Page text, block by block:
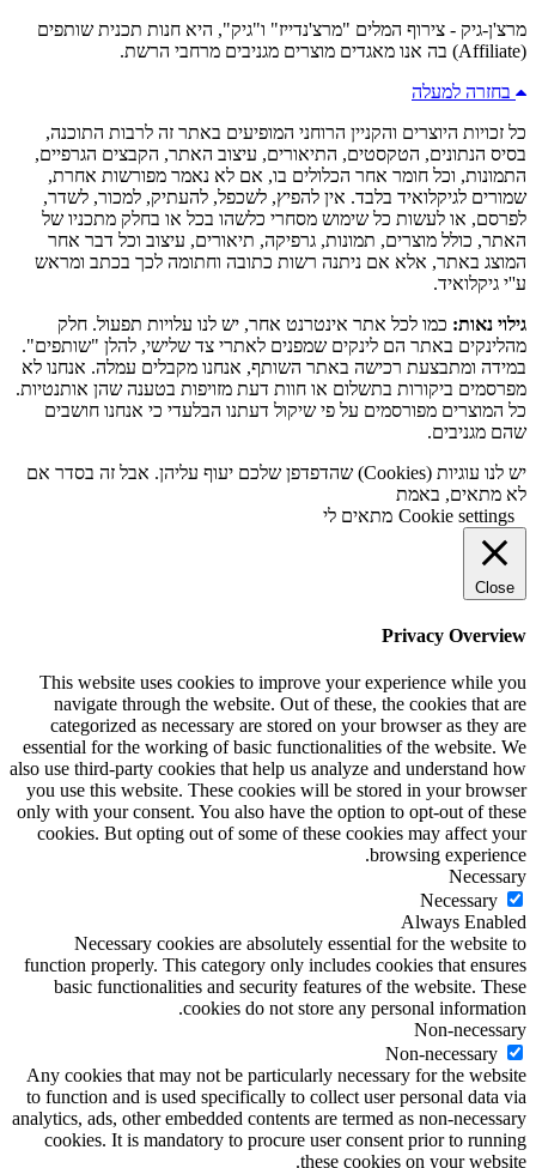
מרצ'ן-גיק - צירוף המלים "מרצ'נדייז" ו"גיק", היא חנות תכנית שותפים
(Affiliate) בה אנו מאגדים מוצרים מגניבים מרחבי הרשת.
בחזרה למעלה
כל זכויות היוצרים והקניין הרוחני המופיעים באתר זה לרבות התוכנה,
בסיס הנתונים, הטקסטים, התיאורים, עיצוב האתר, הקבצים הגרפיים,
התמונות, וכל חומר אחר הכלולים בו, אם לא נאמר מפורשות אחרת,
שמורים לגיקלואיד בלבד. אין להפיץ, לשכפל, להעתיק, למכור, לשדר,
לפרסם, או לעשות כל שימוש מסחרי כלשהו בכל או בחלק מתכניו של
האתר, כולל מוצרים, תמונות, גרפיקה, תיאורים, עיצוב וכל דבר אחר
המוצג באתר, אלא אם ניתנה רשות כתובה וחתומה לכך בכתב ומראש
ע''י גיקלואיד.
גילוי נאות: כמו לכל אתר אינטרנט אחר, יש לנו עלויות תפעול. חלק
מהלינקים באתר הם לינקים שמפנים לאתרי צד שלישי, להלן "שותפים".
במידה ומתבצעת רכישה באתר השותף, אנחנו מקבלים עמלה. אנחנו לא
מפרסמים ביקורות בתשלום או חוות דעת מזויפות בטענה שהן אותנטיות.
כל המוצרים מפורסמים על פי שיקול דעתנו הבלעדי כי אנחנו חושבים
שהם מגניבים.
יש לנו עוגיות (Cookies) שהדפדפן שלכם יעוף עליהן. אבל זה בסדר אם
לא מתאים, באמת
Cookie settings מתאים לי
Close
Privacy Overview
This website uses cookies to improve your experience while you
navigate through the website. Out of these, the cookies that are
categorized as necessary are stored on your browser as they are
essential for the working of basic functionalities of the website. We
also use third-party cookies that help us analyze and understand how
you use this website. These cookies will be stored in your browser
only with your consent. You also have the option to opt-out of these
cookies. But opting out of some of these cookies may affect your
browsing experience.
Necessary
Necessary
Always Enabled
Necessary cookies are absolutely essential for the website to
function properly. This category only includes cookies that ensures
basic functionalities and security features of the website. These
cookies do not store any personal information.
Non-necessary
Non-necessary
Any cookies that may not be particularly necessary for the website
to function and is used specifically to collect user personal data via
analytics, ads, other embedded contents are termed as non-necessary
cookies. It is mandatory to procure user consent prior to running
these cookies on your website.